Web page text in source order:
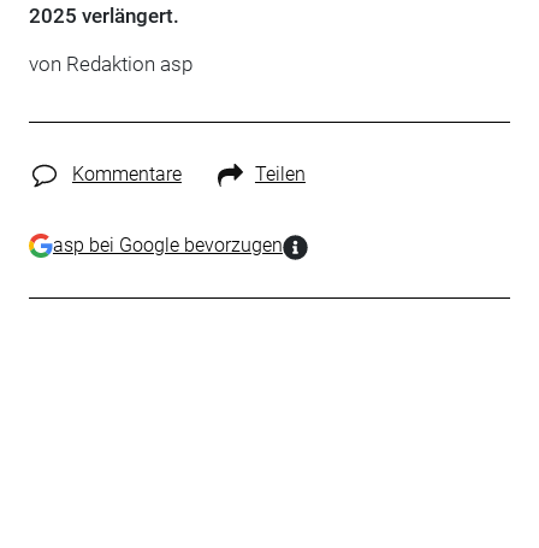
2025 verlängert.
von Redaktion asp
Kommentare Teilen
asp bei Google bevorzugen